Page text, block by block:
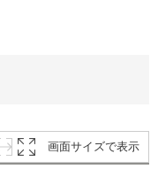
画面サイズで表示